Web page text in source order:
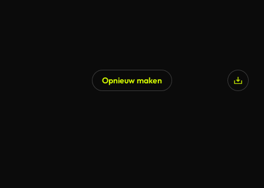
Opnieuw maken